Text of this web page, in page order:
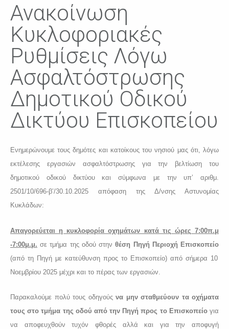
Ανακοίνωση
Κυκλοφοριακές
Ρυθμίσεις Λόγω
Ασφαλτόστρωσης
Δημοτικού Οδικού
Δικτύου Επισκοπείου
Ενημερώνουμε τους δημότες και κατοίκους του νησιού μας ότι, λόγω
εκτέλεσης εργασιών ασφαλτόστρωσης για την βελτίωση του
δημοτικού οδικού δικτύου και σύμφωνα με την υπ’ αριθμ.
2501/10/696-β’/30.10.2025 απόφαση της Δ/νσης Αστυνομίας
Κυκλάδων:
Απαγορεύεται η κυκλοφορία οχημάτων κατά τις ώρες 7:00π.μ
-7:00μ.μ. σε τμήμα της οδού στηνθέση Πηγή Περιοχή Επισκοπείο
(από τη Πηγή με κατεύθυνση προς το Επισκοπείο) από σήμερα 10
Νοεμβρίου 2025 μέχρι και το πέρας των εργασιών.
Παρακαλούμε πολύ τους οδηγούς να μην σταθμεύουν τα οχήματα
τους στο τμήμα της οδού από την Πηγή προς το Επισκοπείο για
να αποφευχθούν τυχόν φθορές αλλά και για την αποφυγή